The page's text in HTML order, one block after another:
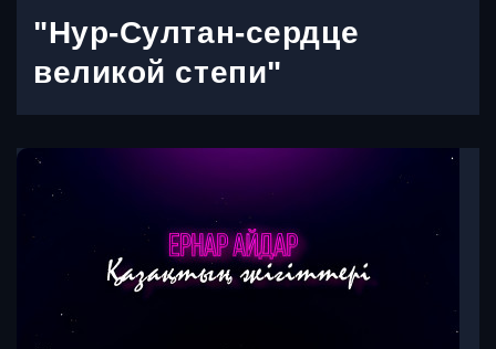
"Нур-Султан-сердце
великой степи"